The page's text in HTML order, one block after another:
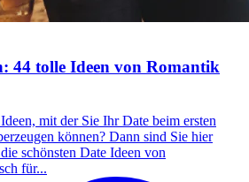
44 tolle Ideen von Romantik
mit der Sie Ihr Date beim ersten
können? Dann sind Sie hier
schönsten Date Ideen von
für...